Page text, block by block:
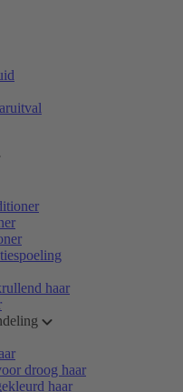
haar
droog haar
haar